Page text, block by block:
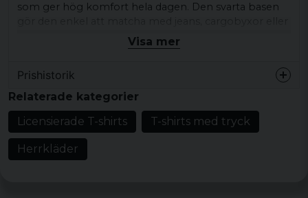
som ger hög komfort hela dagen. Den svarta basen
en hoodie, medan det färgstarka trycket blir en snygg
kontrast som drar blickarna till sig.
Det här är ett måste för alla Ghostbusters-fans som
vill ha en unik Halloween-inspirerad look eller för dig
som älskar filmmerch med en twist.
Egenskaper:
Officiellt licensierad Ghostbusters t-shirt
Visa mer
Prishistorik
Relaterade kategorier
Licensierade T-shirts
T-shirts med tryck
Herrkläder